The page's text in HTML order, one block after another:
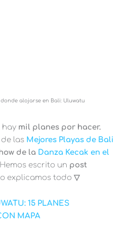
alojarse en Bali: Uluwatu
hay mil planes por hacer.
las Mejores Playas de Bali
de la Danza Kecak en el
Hemos escrito un post
explicamos todo ▽
15 PLANES
MAPA